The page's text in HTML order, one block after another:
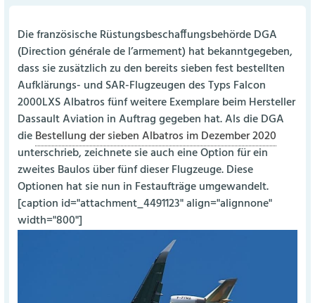
Die französische Rüstungsbeschaffungsbehörde DGA
(Direction générale de l’armement) hat bekanntgegeben,
dass sie zusätzlich zu den bereits sieben fest bestellten
Aufklärungs- und SAR-Flugzeugen des Typs Falcon
2000LXS Albatros fünf weitere Exemplare beim Hersteller
Dassault Aviation in Auftrag gegeben hat. Als die DGA
die Bestellung der sieben Albatros im Dezember 2020
unterschrieb, zeichnete sie auch eine Option für ein
zweites Baulos über fünf dieser Flugzeuge. Diese
Optionen hat sie nun in Festaufträge umgewandelt.
[caption id="attachment_4491123" align="alignnone"
width="800"]